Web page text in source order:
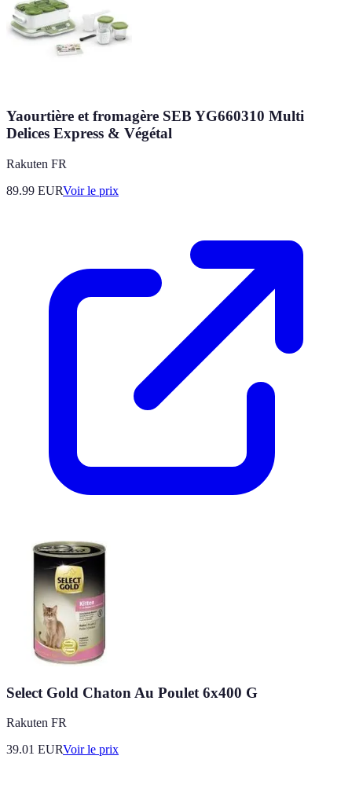
Yaourtière et fromagère SEB YG660310 Multi
Delices Express & Végétal
Rakuten FR
89.99 EURVoir le prix
Select Gold Chaton Au Poulet 6x400 G
Rakuten FR
39.01 EURVoir le prix